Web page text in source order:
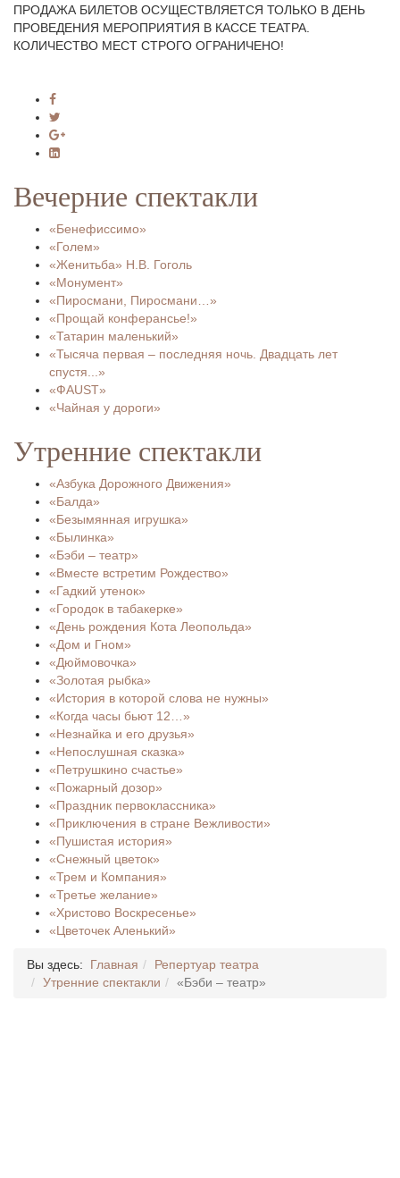
ПРОДАЖА БИЛЕТОВ ОСУЩЕСТВЛЯЕТСЯ ТОЛЬКО В ДЕНЬ
ПРОВЕДЕНИЯ МЕРОПРИЯТИЯ В КАССЕ ТЕАТРА.
КОЛИЧЕСТВО МЕСТ СТРОГО ОГРАНИЧЕНО!
Вечерние спектакли
«Бенефиссимо»
«Голем»
«Женитьба» Н.В. Гоголь
«Монумент»
«Пиросмани, Пиросмани…»
«Прощай конферансье!»
«Татарин маленький»
«Тысяча первая – последняя ночь. Двадцать лет
спустя...»
«ФAUST»
«Чайная у дороги»
Утренние спектакли
«Азбука Дорожного Движения»
«Балда»
«Безымянная игрушка»
«Былинка»
«Бэби – театр»
«Вместе встретим Рождество»
«Гадкий утенок»
«Городок в табакерке»
«День рождения Кота Леопольда»
«Дом и Гном»
«Дюймовочка»
«Золотая рыбка»
«История в которой слова не нужны»
«Когда часы бьют 12…»
«Незнайка и его друзья»
«Непослушная сказка»
«Петрушкино счастье»
«Пожарный дозор»
«Праздник первоклассника»
«Приключения в стране Вежливости»
«Пушистая история»
«Снежный цветок»
«Трем и Компания»
«Третье желание»
«Христово Воскресенье»
«Цветочек Аленький»
Вы здесь: Главная
Репертуар театра
Утренние спектакли
«Бэби – театр»